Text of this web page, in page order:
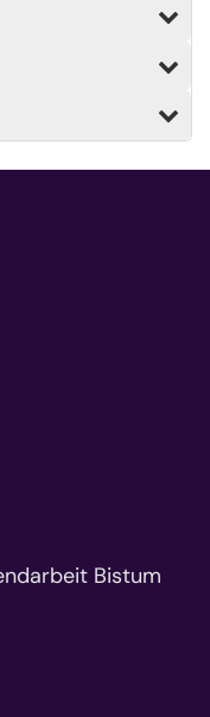
Bistum